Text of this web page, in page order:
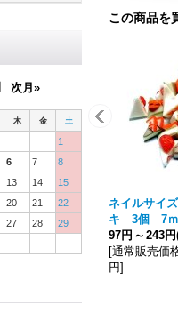
次月»
木 金 土
1
6 7
8
13 14
15
20 21
22
27 28
29
この商品を
ネイルサイ
キ 3個 7ｍ
97円 ～ 243円
[通常販売価
円]